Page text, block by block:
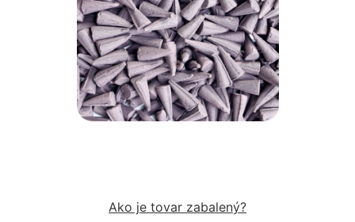
Ako je tovar zabalený?